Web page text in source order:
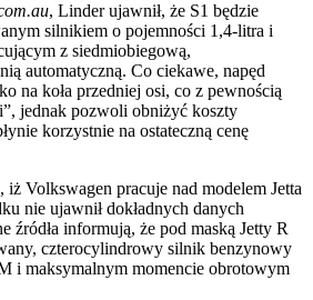
, Linder ujawnił, że S1 będzie
silnikiem o pojemności 1,4-litra i
z siedmiobiegową,
automatyczną. Co ciekawe, napęd
na koła przedniej osi, co z pewnością
jednak pozwoli obniżyć koszty
korzystnie na ostateczną cenę
iż Volkswagen pracuje nad modelem Jetta
nie ujawnił dokładnych danych
źródła informują, że pod maską Jetty R
czterocylindrowy silnik benzynowy
i maksymalnym momencie obrotowym